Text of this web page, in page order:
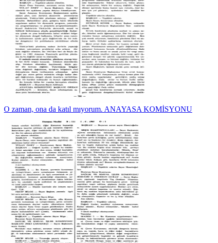
O zaman, ona da katıl mıyorum. ANAYASA KOMİSYONU